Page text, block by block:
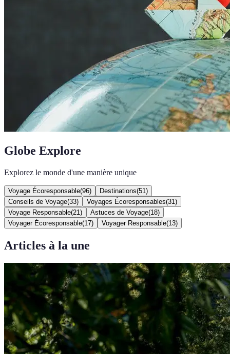
Globe Explore
Explorez le monde d'une manière unique
Voyage Écoresponsable(96) Destinations(51 )
Conseils de Voyage(33) Voyages Écoresponsables(31 )
Voyage Responsable(21 ) Astuces de Voyage(18)
Voyager Écoresponsable(17) Voyager Responsable(13)
Articles à la une